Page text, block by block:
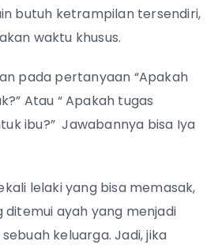
butuh ketrampilan tersendiri,
waktu khusus.
pada pertanyaan “Apakah
Atau “ Apakah tugas
ibu?” Jawabannya bisa Iya
lelaki yang bisa memasak,
ayah yang menjadi
keluarga. Jadi, jika